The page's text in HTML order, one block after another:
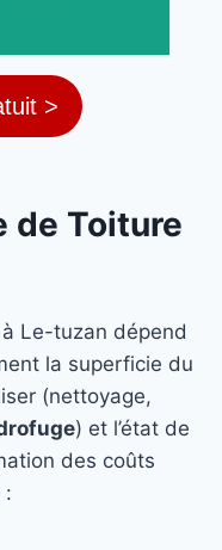
>
de Toiture
à Le-tuzan dépend
la superficie du
(nettoyage,
) et l’état de
des coûts
: